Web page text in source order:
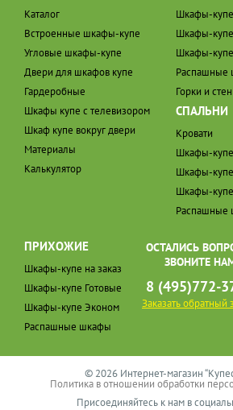
Каталог
Встроенные шкафы-купе
Угловые шкафы-купе
Двери для шкафов купе
Гардеробные
Шкафы купе с телевизором
Шкаф купе вокруг двери
Материалы
Калькулятор
Шкафы-купе
Шкафы-
Шкафы-
Распашные
Горки и
СПАЛЬНИ
Кровати
Шкафы-купе
Шкафы-
Шкафы-
Распашные
ПРИХОЖИЕ
Шкафы-купе на заказ
Шкафы-купе Готовые
Шкафы-купе Эконом
Распашные шкафы
ОСТАЛИСЬ
ЗВОНИТЕ
8 (495)772-
Заказать обратный
© 2026 Интернет-магазин
Политика в отношении обработки
Присоединяйтесь к нам в